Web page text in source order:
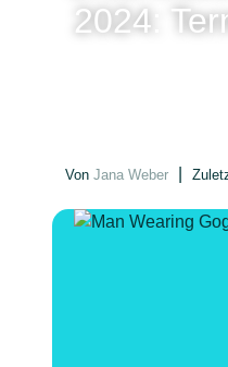
2024:
Von Jana Weber